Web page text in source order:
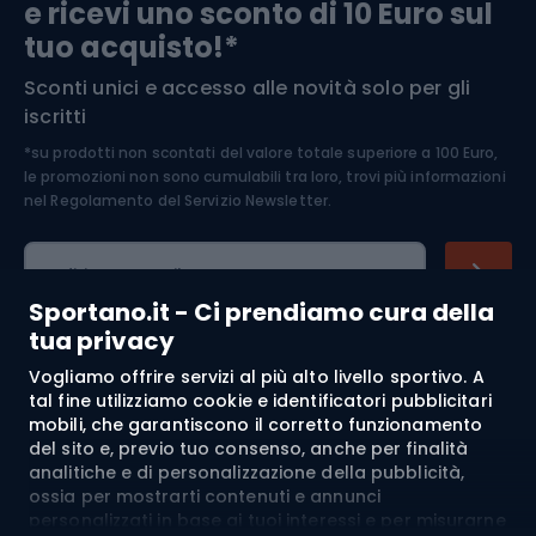
Sportano.it - Ci prendiamo cura della
tua privacy
Vogliamo offrire servizi al più alto livello sportivo. A
tal fine utilizziamo cookie e identificatori pubblicitari
mobili, che garantiscono il corretto funzionamento
del sito e, previo tuo consenso, anche per finalità
analitiche e di personalizzazione della pubblicità,
ossia per mostrarti contenuti e annunci
personalizzati in base ai tuoi interessi e per misurarne
Arrampicata
Medicina dello sport
Abbigliamento ciclistico
e ricevi uno sconto di 10 Euro sul
tuo acquisto!*
Sconti unici e accesso alle novità solo per gli
iscritti
*su prodotti non scontati del valore totale superiore a 100 Euro,
le promozioni non sono cumulabili tra loro, trovi più informazioni
nel Regolamento del Servizio Newsletter.
Indirizzo e-mail
Acquisti
Servizio clienti
Regolamento